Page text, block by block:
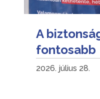
A
fontosabb
2026. július 28.